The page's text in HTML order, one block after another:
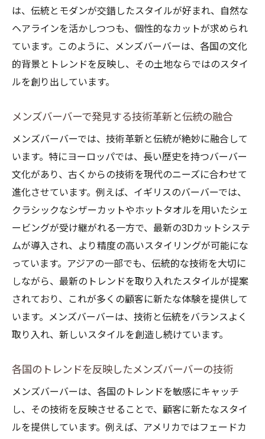
は、伝統とモダンが交錯したスタイルが好まれ、自然な
ヘアラインを活かしつつも、個性的なカットが求められ
ています。このように、メンズバーバーは、各国の文化
的背景とトレンドを反映し、その土地ならではのスタイ
ルを創り出しています。
メンズバーバーで発見する技術革新と伝統の融合
メンズバーバーでは、技術革新と伝統が絶妙に融合して
います。特にヨーロッパでは、長い歴史を持つバーバー
文化があり、古くからの技術を現代のニーズに合わせて
進化させています。例えば、イギリスのバーバーでは、
クラシックなシザーカットやホットタオルを用いたシェ
ービングが受け継がれる一方で、最新の3Dカットシステ
ムが導入され、より精度の高いスタイリングが可能にな
っています。アジアの一部でも、伝統的な技術を大切に
しながら、最新のトレンドを取り入れたスタイルが提案
されており、これが多くの顧客に新たな体験を提供して
います。メンズバーバーは、技術と伝統をバランスよく
取り入れ、新しいスタイルを創造し続けています。
各国のトレンドを反映したメンズバーバーの技術
メンズバーバーは、各国のトレンドを敏感にキャッチ
し、その技術を反映させることで、顧客に新たなスタイ
ルを提供しています。例えば、アメリカではフェードカ